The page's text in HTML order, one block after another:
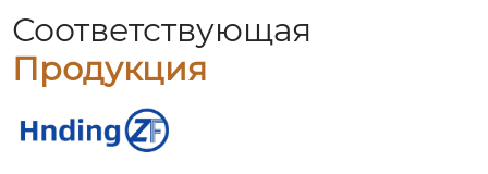
Соответствующая
Продукция